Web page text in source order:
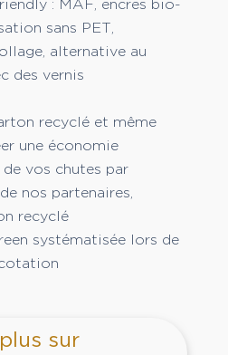
: MAF, encres bio-
sans PET,
alternative au
des vernis
recyclé et même
une économie
vos chutes par
nos partenaires,
recyclé
systématisée lors de
sur